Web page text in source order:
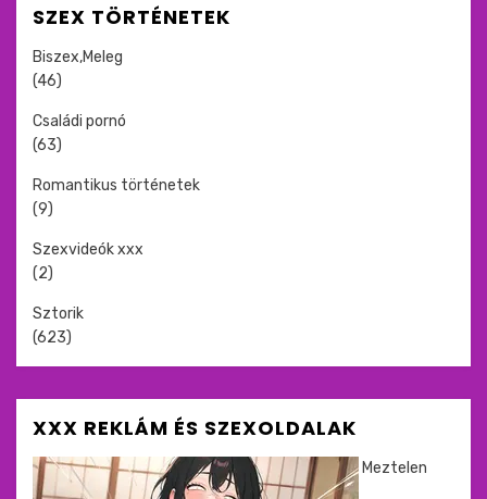
SZEX TÖRTÉNETEK
Biszex,Meleg
(46)
Családi pornó
(63)
Romantikus történetek
(9)
Szexvideók xxx
(2)
Sztorik
(623)
XXX REKLÁM ÉS SZEXOLDALAK
Meztelen